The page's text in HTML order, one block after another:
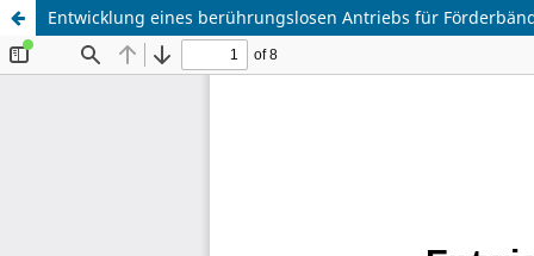
Entwicklung eines berührungslosen Antriebs für